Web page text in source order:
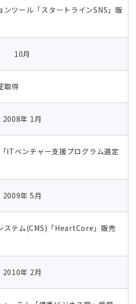
ンツール「スタートラインSNS」販
10月
取得
2008年 1月
ITベンチャー支援プログラム選定
2009年 5月
ステム(CMS)「HeartCore」販売
2010年 2月